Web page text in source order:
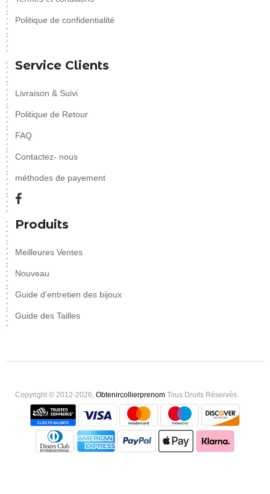
Politique de confidentialité
Service Clients
Livraison & Suivi
Politique de Retour
FAQ
Contactez- nous
méthodes de payement
Produits
Meilleures Ventes
Nouveau
Guide d'entretien des bijoux
Guide des Tailles
Copyright © 2012-2026, Obtenircollierprenom Tous Droits Réservés.